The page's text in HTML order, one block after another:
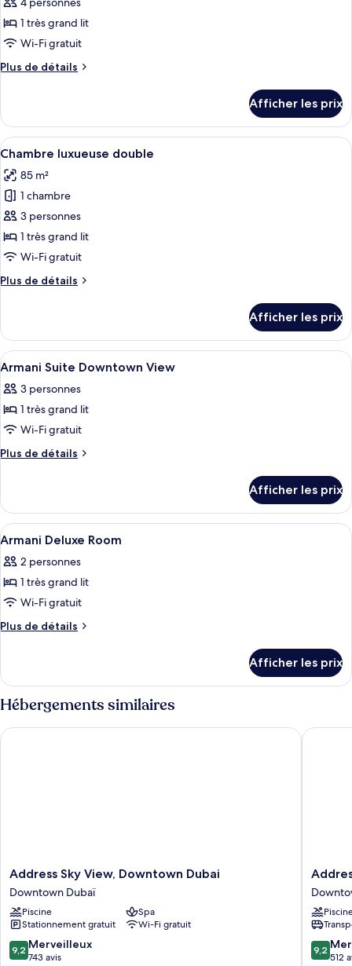
ce
type
chambre :
Signature
1 très grand lit
Wi-Fi gratuit
Plus de détails
Plus
Suite
studio
Signature
Afficher les prix
Afficher
toutes
les
photos
pour
ce
type
chambre :
double
Un salon moderne avec un
4
Chambre luxueuse double
85 m²
1 chambre
3 personnes
1 très grand lit
Wi-Fi gratuit
Plus de détails
Plus
Chambre
luxueuse
double
Afficher les prix
Afficher
toutes
les
photos
pour
ce
chambre :
Armani
Suite
Downtown
View
Literie de qualité, couette en duvet,
8
Armani Suite Downtown View
3 personnes
1 très grand lit
Wi-Fi gratuit
Plus de détails
Plus
Armani
Suite
Downtown
Afficher les prix
Afficher
toutes
les
photos
pour
ce
chambre :
Armani
Deluxe
Room
Literie de qualité, couette en duvet,
8
Armani Deluxe Room
2 personnes
1 très grand lit
Wi-Fi gratuit
Plus de détails
Plus
Armani
Deluxe
Room
Afficher les prix
Hébergements similaires
Address
Sky
View,
Downtown
Dubai
Downtown
Dubaï
Address Sky View, Downtown Dubai
Downtown Dubaï
Piscine
Spa
Stationnement gratuit
Wi-Fi gratuit
9.2
sur
9,2 Merveilleux
743 avis
Address Sky View, Downtown Dubai
Address
Dubaï
9.2
sur
9,2
512